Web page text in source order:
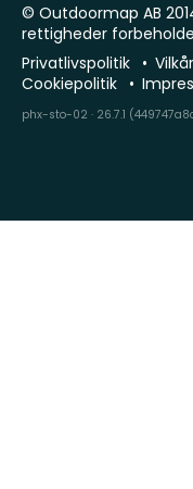
© Outdoormap AB
rettigheder
Privatlivspolitik
Cookiepolitik
phx-sto-02 · 26.7.1